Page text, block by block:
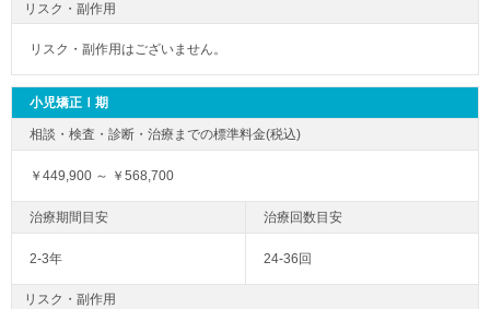
リスク・副作用
リスク・副作用はございません。
小児矯正Ⅰ期
￥449,900 ～ ￥568,700
2-3年 24-36回
リスク・副作用